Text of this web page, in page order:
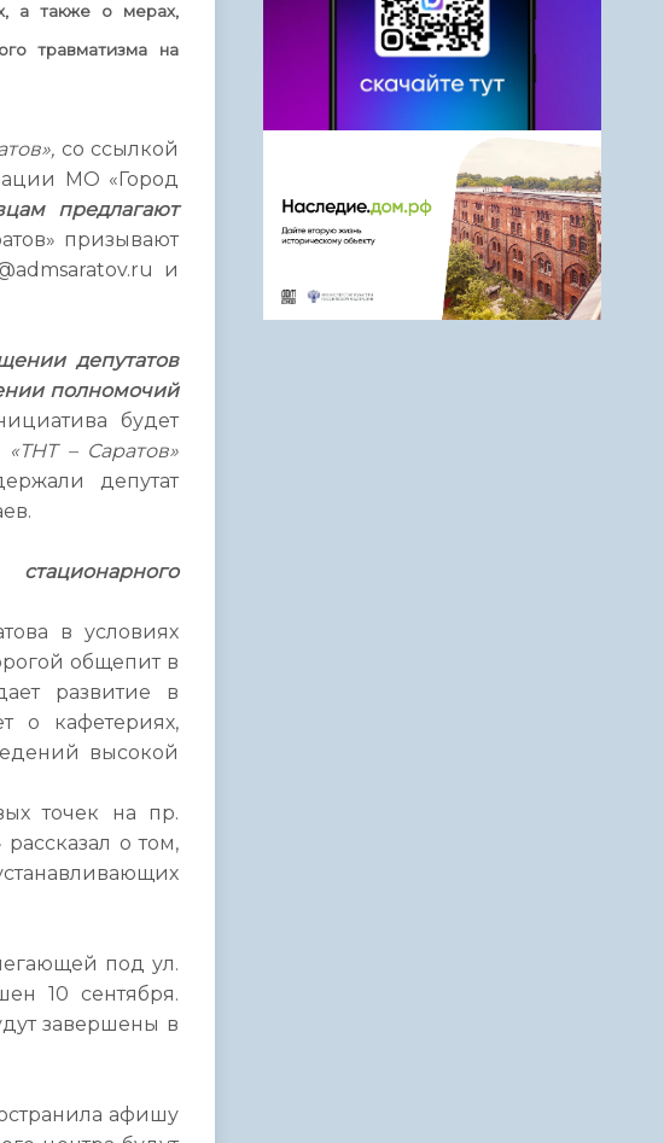
а также о мерах,
травматизма на
со ссылкой
МО «Город
предлагают
призывают
и
депутатов
полномочий
будет
«ТНТ – Саратов»
депутат
в условиях
общепит в
развитие в
о кафетериях,
высокой
точек на пр.
о том,
под ул.
10 сентября.
завершены в
афишу